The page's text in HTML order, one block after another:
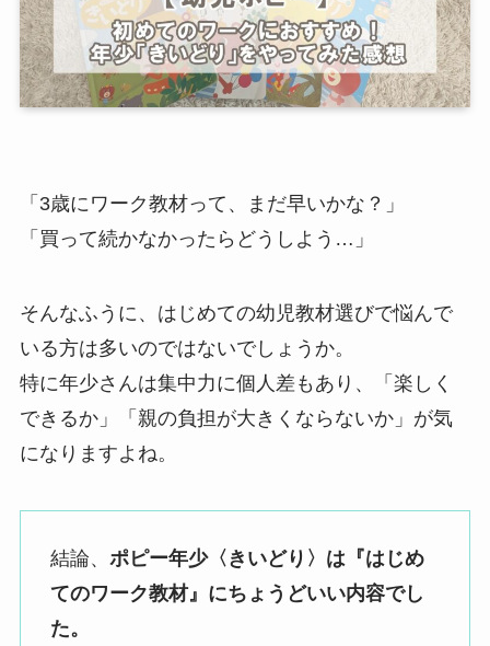
「3歳にワーク教材って、まだ早いかな？」
「買って続かなかったらどうしよう…」
そんなふうに、はじめての幼児教材選びで悩んで
いる方は多いのではないでしょうか。
特に年少さんは集中力に個人差もあり、「楽しく
できるか」「親の負担が大きくならないか」が気
になりますよね。
結論、 ポピー年少〈きいどり〉は『はじめ
てのワーク教材』にちょうどいい内容でし
た。